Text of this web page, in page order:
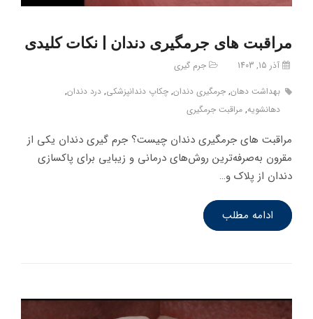
مراقبت های جرمگیری دندان | نکات کلیدی
آذر 15, 1403
جرم گیری
بهداشت دهان, جرمگیری دندان, چکاپ دندانپزشکی, درد دندان,
دهانشویه, مراقبت جرمگیری
مراقبت های جرمگیری دندان چیست؟ جرم گیری دندان یکی از
مقرون به‌صرفه‌ترین روش‌های درمانی و زیبایی برای پاکسازی
دندان از پلاک و…
ادامه مطلب